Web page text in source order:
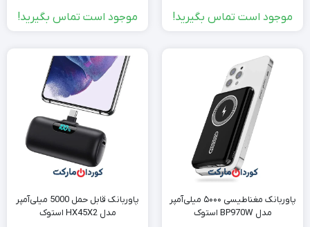
موجود است تماس بگیرید! موجود است تماس بگیرید!
پاوربانک مغناطیسی ۵۰۰۰ میلی‌آمپر
مدل BP970W استوک
پاوربانک قابل حمل 5000 میلی‌آمپر
مدل HX45X2 استوک